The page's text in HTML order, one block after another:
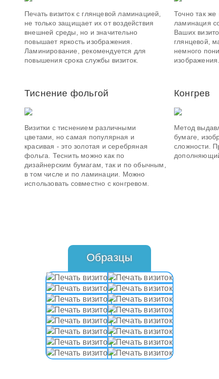
Печать визиток с глянцевой ламинацией,
не только защищает их от воздействия
внешней среды, но и значительно
повышает яркость изображения.
Ламинирование, рекомендуется для
повышения срока службы визиток.
Точно так же
ламинация
Ваших
глянцевой,
немного
Тиснение фольгой
Визитки с тиснением различными
цветами, но самая популярная и
красивая - это золотая и серебряная
фольга. Теснить можно как по
дизайнерским бумагам, так и по обычным,
в том числе и по ламинации. Можно
использовать совместно с конгревом.
Конгрев
Метод
бумаге,
сложности.
Образцы